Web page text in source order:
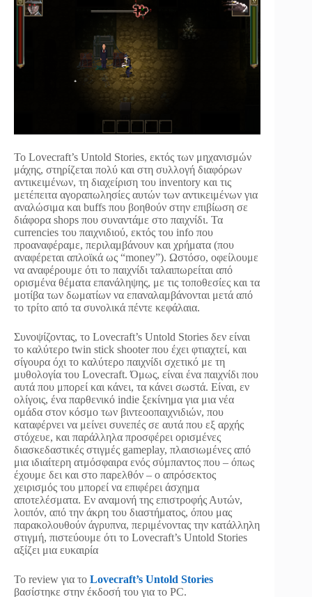
Το Lovecraft’s Untold Stories, εκτός των μηχανισμών
μάχης, στηρίζεται πολύ και στη συλλογή διαφόρων
αντικειμένων, τη διαχείριση του inventory και τις
μετέπειτα αγοραπωλησίες αυτών των αντικειμένων για
αναλώσιμα και buffs που βοηθούν στην επιβίωση σε
διάφορα shops που συναντάμε στο παιχνίδι. Τα
currencies του παιχνιδιού, εκτός του info που
προαναφέραμε, περιλαμβάνουν και χρήματα (που
αναφέρεται απλοϊκά ως “money”). Ωστόσο, οφείλουμε
να αναφέρουμε ότι το παιχνίδι ταλαιπωρείται από
ορισμένα θέματα επανάληψης, με τις τοποθεσίες και τα
μοτίβα των δωματίων να επαναλαμβάνονται μετά από
το τρίτο από τα συνολικά πέντε κεφάλαια.
Συνοψίζοντας, το Lovecraft’s Untold Stories δεν είναι
το καλύτερο twin stick shooter που έχει φτιαχτεί, και
σίγουρα όχι το καλύτερο παιχνίδι σχετικό με τη
μυθολογία του Lovecraft. Όμως, είναι ένα παιχνίδι που
αυτά που μπορεί και κάνει, τα κάνει σωστά. Είναι, εν
ολίγοις, ένα παρθενικό indie ξεκίνημα για μια νέα
ομάδα στον κόσμο των βιντεοoπαιχνιδιών, που
καταφέρνει να μείνει συνεπές σε αυτά που εξ αρχής
στόχευε, και παράλληλα προσφέρει ορισμένες
διασκεδαστικές στιγμές gameplay, πλαισιωμένες από
μια ιδιαίτερη ατμόσφαιρα ενός σύμπαντος που – όπως
έχουμε δει και στο παρελθόν – ο απρόσεκτος
χειρισμός του μπορεί να επιφέρει άσχημα
αποτελέσματα. Εν αναμονή της επιστροφής Αυτών,
λοιπόν, από την άκρη του διαστήματος, όπου μας
παρακολουθούν άγρυπνα, περιμένοντας την κατάλληλη
στιγμή, πιστεύουμε ότι το Lovecraft’s Untold Stories
αξίζει μια ευκαιρία
Το review για το Lovecraft’s Untold Stories
βασίστηκε στην έκδοσή του για το PC.